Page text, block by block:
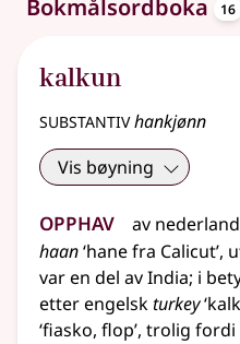
Bokmålsordboka 16
kalkun
substantivhankjønn
Vis bøyning
Opphav av
haan‘hane fra
var en del av India; i
etterengelskturkey
‘fiasko, flop’, trolig fordi